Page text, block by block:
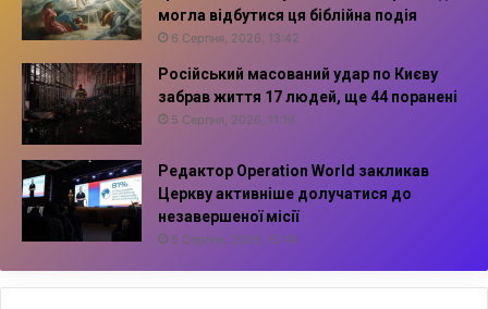
могла відбутися ця біблійна подія
6 Серпня, 2026, 13:42
Російський масований удар по Києву
забрав життя 17 людей, ще 44 поранені
5 Серпня, 2026, 11:16
Редактор Operation World закликав
Церкву активніше долучатися до
незавершеної місії
5 Серпня, 2026, 10:14